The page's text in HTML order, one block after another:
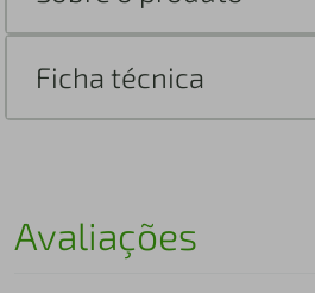
Ficha técnica
Avaliações